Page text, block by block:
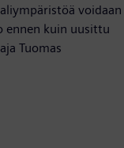
voidaan
ennen kuin uusittu
Tuomas